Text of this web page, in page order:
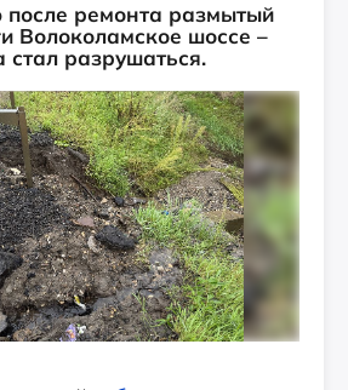
ремонта размытый
Волоколамское шоссе –
разрушаться.